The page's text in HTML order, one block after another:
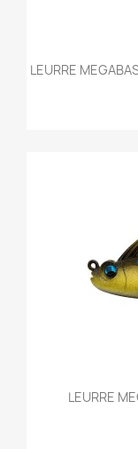
LEURRE
LEURRE